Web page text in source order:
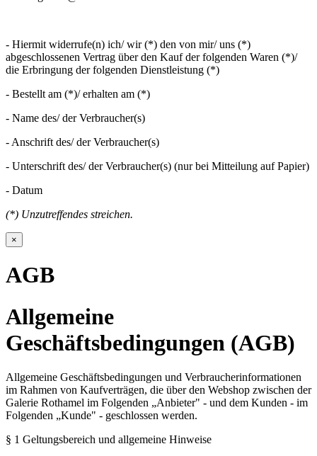
- Hiermit widerrufe(n) ich/ wir (*) den von mir/ uns (*)
abgeschlossenen Vertrag über den Kauf der folgenden Waren (*)/
die Erbringung der folgenden Dienstleistung (*)
- Bestellt am (*)/ erhalten am (*)
- Name des/ der Verbraucher(s)
- Anschrift des/ der Verbraucher(s)
- Unterschrift des/ der Verbraucher(s) (nur bei Mitteilung auf Papier)
- Datum
(*) Unzutreffendes streichen.
×
AGB
Allgemeine
Geschäftsbedingungen (AGB)
Allgemeine Geschäftsbedingungen und Verbraucherinformationen
im Rahmen von Kaufverträgen, die über den Webshop zwischen der
Galerie Rothamel im Folgenden „Anbieter" - und dem Kunden - im
Folgenden „Kunde" - geschlossen werden.
§ 1 Geltungsbereich und allgemeine Hinweise